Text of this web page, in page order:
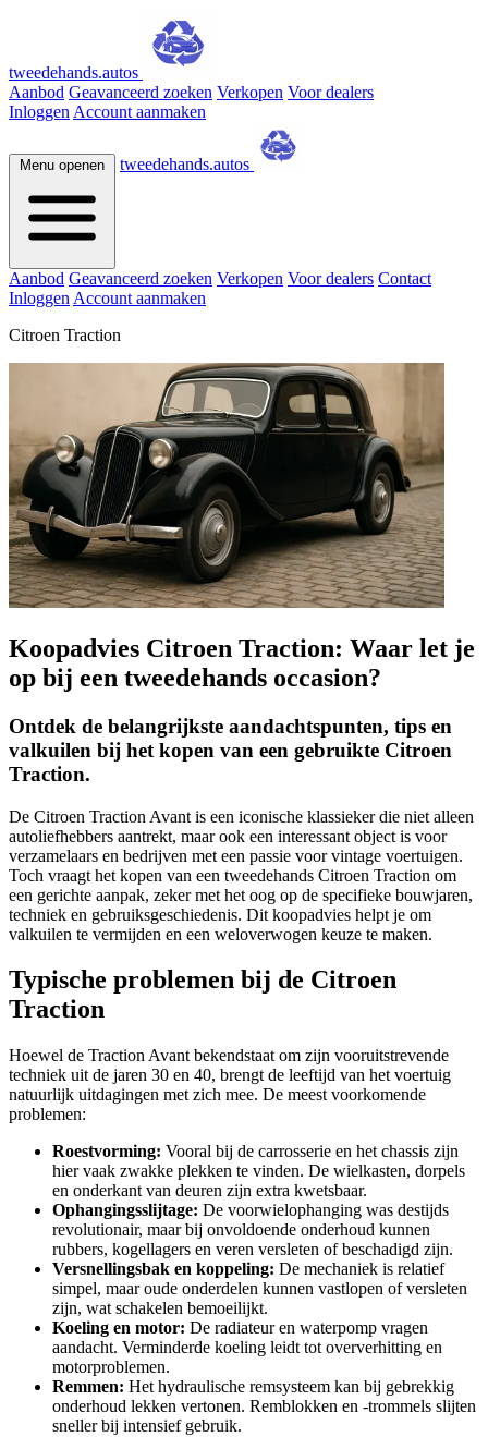
tweedehands.autos
Aanbod Geavanceerd zoeken Verkopen Voor dealers
Inloggen Account aanmaken
Menu openen tweedehands.autos
Aanbod Geavanceerd zoeken Verkopen Voor dealers Contact
Inloggen Account aanmaken
Citroen Traction
Koopadvies Citroen Traction: Waar let je
op bij een tweedehands occasion?
Ontdek de belangrijkste aandachtspunten, tips en
valkuilen bij het kopen van een gebruikte Citroen
Traction.
De Citroen Traction Avant is een iconische klassieker die niet alleen
autoliefhebbers aantrekt, maar ook een interessant object is voor
verzamelaars en bedrijven met een passie voor vintage voertuigen.
Toch vraagt het kopen van een tweedehands Citroen Traction om
een gerichte aanpak, zeker met het oog op de specifieke bouwjaren,
techniek en gebruiksgeschiedenis. Dit koopadvies helpt je om
valkuilen te vermijden en een weloverwogen keuze te maken.
Typische problemen bij de Citroen
Traction
Hoewel de Traction Avant bekendstaat om zijn vooruitstrevende
techniek uit de jaren 30 en 40, brengt de leeftijd van het voertuig
natuurlijk uitdagingen met zich mee. De meest voorkomende
problemen:
Roestvorming: Vooral bij de carrosserie en het chassis zijn
hier vaak zwakke plekken te vinden. De wielkasten, dorpels
en onderkant van deuren zijn extra kwetsbaar.
Ophangingsslijtage: De voorwielophanging was destijds
revolutionair, maar bij onvoldoende onderhoud kunnen
rubbers, kogellagers en veren versleten of beschadigd zijn.
Versnellingsbak en koppeling: De mechaniek is relatief
simpel, maar oude onderdelen kunnen vastlopen of versleten
zijn, wat schakelen bemoeilijkt.
Koeling en motor: De radiateur en waterpomp vragen
aandacht. Verminderde koeling leidt tot oververhitting en
motorproblemen.
Remmen: Het hydraulische remsysteem kan bij gebrekkig
onderhoud lekken vertonen. Remblokken en -trommels slijten
sneller bij intensief gebruik.